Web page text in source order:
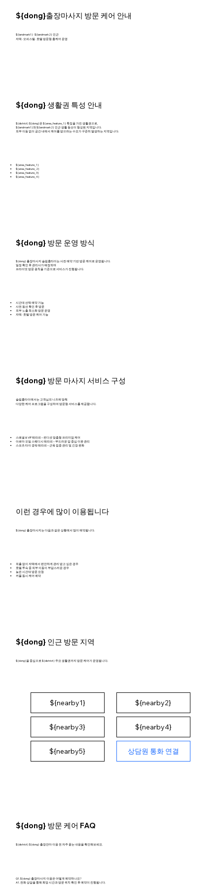
${dong}출장마사지 방문 케어 안내
${landmark1} · ${landmark2} 인근
자택 · 오피스텔 · 호텔 방문형 홈케어 운영
${dong} 생활권 특성 안내
${district} ${dong}은 ${area_feature_1} 특징을 가진 생활권으로,
${landmark1}와 ${landmark2} 인근 생활 동선이 형성된 지역입니다.
외부 이동 없이 공간 내에서 케어를 받으려는 수요가 꾸준히 발생하는 지역입니다.
${area_feature_1}
${area_feature_2}
${area_feature_3}
${area_feature_4}
${dong} 방문 운영 방식
${dong} 출장마사지 슬림홈타이는 사전 예약 기반 방문 케어로 운영됩니다.
일정 확인 후 관리사가 배정되며
프라이빗 방문 원칙을 기준으로 서비스가 진행됩니다.
시간대 선택 예약 가능
사전 동선 확인 후 방문
외부 노출 최소화 방문 운영
자택 · 호텔 방문 케어 가능
${dong} 방문 마사지 서비스 구성
슬림홈타이에서는 고객님의 니즈에 맞춰
다양한 케어 프로그램을 구성하여 방문형 서비스를 제공합니다.
스페셜 & VIP 테라피 – 컨디션 맞춤형 프리미엄 케어
아로마 오일 스웨디시 테라피 – 부드러운 압 중심 이완 관리
스포츠 타이 경락 테라피 – 근육 집중 관리 및 긴장 완화
이런 경우에 많이 이용됩니다
${dong} 출장마사지는 다음과 같은 상황에서 많이 예약됩니다.
외출 없이 자택에서 편안하게 관리 받고 싶은 경우
호텔 투숙 중 외부 이동이 부담스러운 경우
늦은 시간대 방문 요청
커플 동시 케어 예약
${dong} 인근 방문 지역
${dong}을 중심으로 ${district} 주요 생활권까지 방문 케어가 운영됩니다.
${nearby1} ${nearby2}
${nearby3} ${nearby4}
${nearby5} 상담원 통화 연결
${dong} 방문 케어 FAQ
${district} ${dong} 출장안마 이용 전 자주 묻는 내용을 확인해보세요.
Q1. ${dong} 출장마사지 이용은 어떻게 예약하나요?
A1. 전화 상담을 통해 희망 시간과 방문 위치 확인 후 예약이 진행됩니다.